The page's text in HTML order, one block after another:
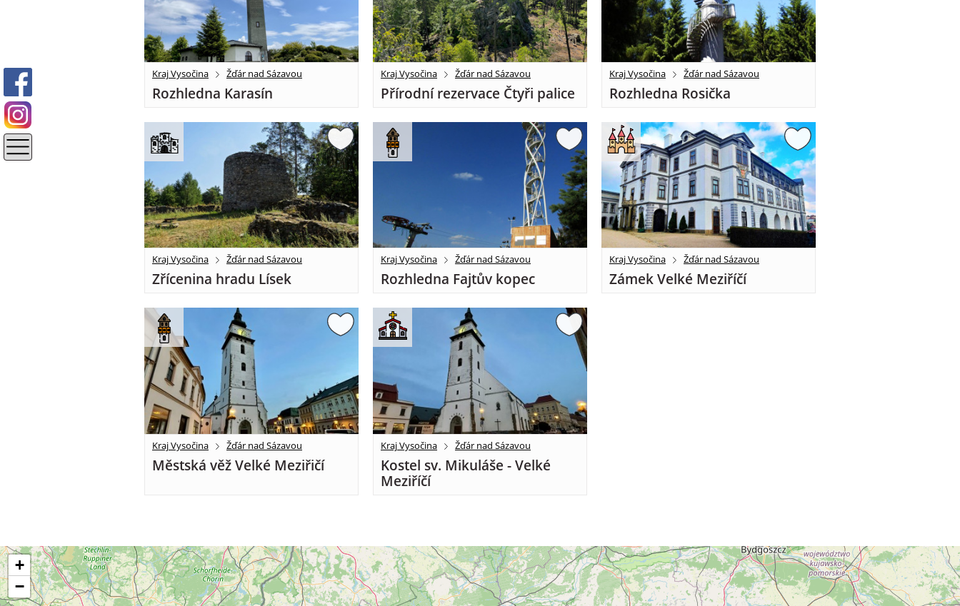
Kraj Vysočina Žďár nad Sázavou
Rozhledna Karasín
Kraj Vysočina Žďár nad Sázavou
Přírodní rezervace Čtyři palice
Kraj Vysočina Žďár nad Sázavou
Rozhledna Rosička
Kraj Vysočina Žďár nad Sázavou
Zřícenina hradu Lísek
Kraj Vysočina Žďár nad Sázavou
Rozhledna Fajtův kopec
Kraj Vysočina Žďár nad Sázavou
Zámek Velké Meziříčí
Kraj Vysočina Žďár nad Sázavou
Městská věž Velké Meziřičí
Kraj Vysočina Žďár nad Sázavou
Kostel sv. Mikuláše - Velké
Meziříčí
+
−